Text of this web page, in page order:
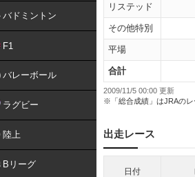
バドミントン
F1
バレーボール
ラグビー
陸上
Bリーグ
リステッド
その他特別
平場
合計
2009/11/5 00:00 更新
※「総合成績」はJRAのレ
出走レース
日付